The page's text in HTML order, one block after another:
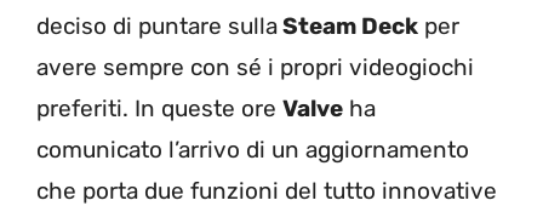
deciso di puntare sullaSteam Deck per
avere sempre con sé i propri videogiochi
preferiti. In queste ore Valve ha
comunicato l’arrivo di un aggiornamento
che porta due funzioni del tutto innovative